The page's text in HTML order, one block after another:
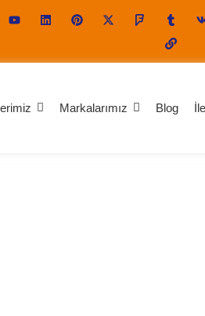
Markalarımız Blog